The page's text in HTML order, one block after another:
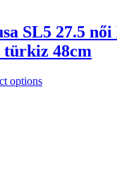
SL5 27.5
48cm
options